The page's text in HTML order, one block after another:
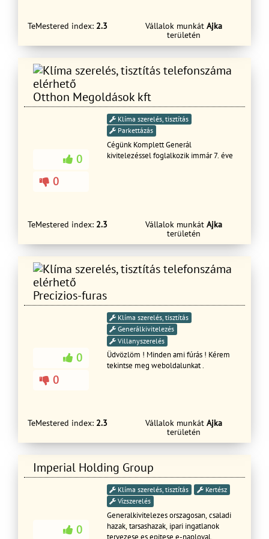
TeMestered index: 2.3 Vállalok munkát Ajka
területén
Otthon Megoldások kft
0
0
Klíma szerelés, tisztítás
Parkettázás
Cégünk Komplett Generál
kivitelezéssel foglalkozik immár 7. éve
TeMestered index: 2.3 Vállalok munkát Ajka
területén
Precizios-furas
0
0
Klíma szerelés, tisztítás
Generálkivitelezés
Villanyszerelés
Üdvözlöm ! Minden ami fúrás ! Kérem
tekintse meg weboldalunkat .
TeMestered index: 2.3 Vállalok munkát Ajka
területén
Imperial Holding Group
0
Klíma szerelés, tisztítás
Kertész
Vízszerelés
Generalkivitelezes orszagosan, csaladi
hazak, tarsashazak, ipari ingatlanok
tervezese es epitese e-naploval,